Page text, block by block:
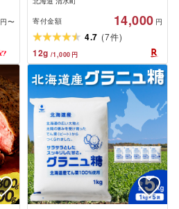
円〜
ロリー 肉汁たっぷり 柔らか ロ
ース 冷凍 豊かな旨味 贈り物 お
取り寄せ ステーキ ギフト お中
元 夏 夏ギフト お中元ギフト の
し 熨斗 北海道 清水町 送料無料
寄付金額 14,000 円
4.7 (7件)
12g /1,000 円